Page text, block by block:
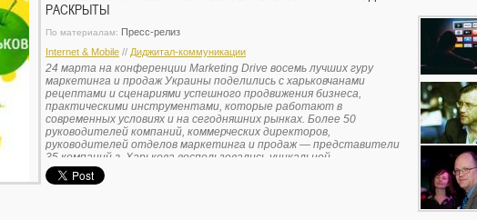
РАСКРЫТЫ
По материалам: Пресс-релиз
Internet & Mobile // Диджитал-коммуникации
24 марта на конференции Marketing Drive восемь лучших гуру
маркетинга и продаж Украины поделились с харьковчанами
рецептами и сценариями успешного продвижения бизнеса,
практическими инструментами, которые работают в
современных условиях и на сегодняшних рынках. Более 50
руководителей компаний, коммерческих директоров,
руководителей отделов маркетинга и продаж — представители
35 компаний г. Харькова воспользовались уникальной
возможностью пообщаться со специалистами, которые сегодня
определяют основные тенденции в маркетинге.